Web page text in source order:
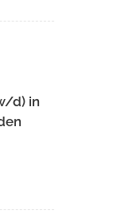
d) in